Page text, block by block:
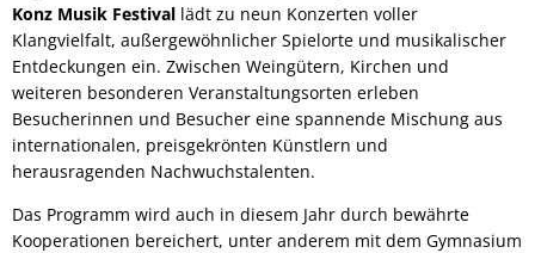
Konz Musik Festival lädt zu neun Konzerten voller
Klangvielfalt, außergewöhnlicher Spielorte und musikalischer
Entdeckungen ein. Zwischen Weingütern, Kirchen und
weiteren besonderen Veranstaltungsorten erleben
Besucherinnen und Besucher eine spannende Mischung aus
internationalen, preisgekrönten Künstlern und
herausragenden Nachwuchstalenten.
Das Programm wird auch in diesem Jahr durch bewährte
Kooperationen bereichert, unter anderem mit dem Gymnasium